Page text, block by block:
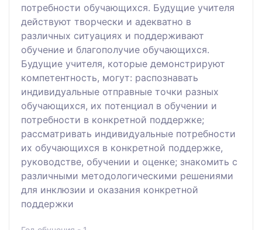
потребности обучающихся. Будущие учителя
действуют творчески и адекватно в
различных ситуациях и поддерживают
обучение и благополучие обучающихся.
Будущие учителя, которые демонстрируют
компетентность, могут: распознавать
индивидуальные отправные точки разных
обучающихся, их потенциал в обучении и
потребности в конкретной поддержке;
рассматривать индивидуальные потребности
их обучающихся в конкретной поддержке,
руководстве, обучении и оценке; знакомить с
различными методологическими решениями
для инклюзии и оказания конкретной
поддержки